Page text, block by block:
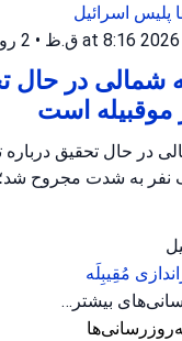
پلیس اسرائیل
• 2 روز پیش
در حال
موقبیله است
در حال تحقیق درباره
نفر به شدت مجروح
مُقِیبِلَه
بیشتر…